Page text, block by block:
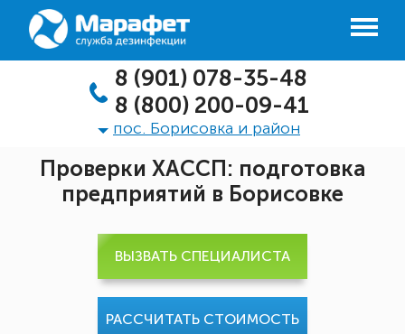
8 (901) 078-35-48
8 (800) 200-09-41
пос. Борисовка и район
Проверки ХАССП: подготовка
предприятий в Борисовке
ВЫЗВАТЬ СПЕЦИАЛИСТА
РАССЧИТАТЬ СТОИМОСТЬ